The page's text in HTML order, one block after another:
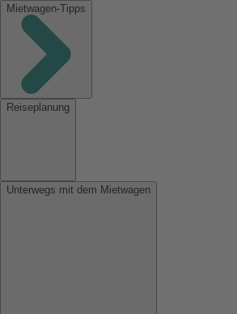
Mietwagen-Tipps
Reiseplanung
Unterwegs mit dem Mietwagen